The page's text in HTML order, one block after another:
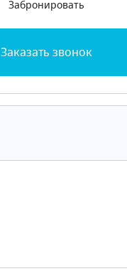
Забронировать
Заказать звонок